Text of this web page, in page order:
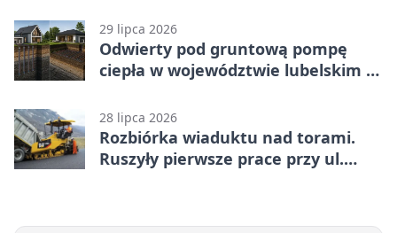
29 lipca 2026
Odwierty pod gruntową pompę
ciepła w województwie lubelskim -
28 lipca 2026
Rozbiórka wiaduktu nad torami.
Ruszyły pierwsze prace przy ul.